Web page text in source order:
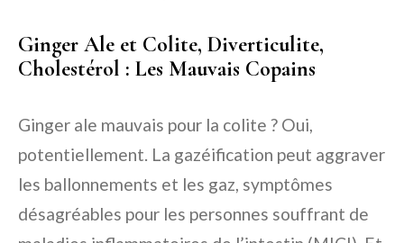
Ginger Ale et Colite, Diverticulite,
Cholestérol : Les Mauvais Copains
Ginger ale mauvais pour la colite ? Oui,
potentiellement. La gazéification peut aggraver
les ballonnements et les gaz, symptômes
désagréables pour les personnes souffrant de